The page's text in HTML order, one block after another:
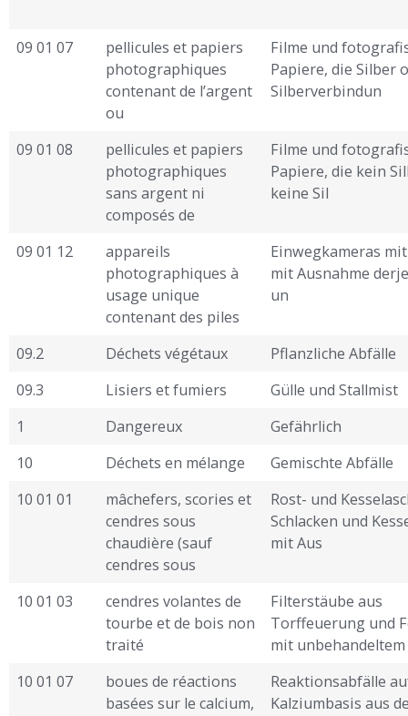
09 01 07
pellicules et papiers
photographiques
contenant de l’argent
ou
Filme und
Papiere, die Silber
Silberverbindun ­
09 01 08
pellicules et papiers
photographiques
sans argent ni
composés de
Filme und
Papiere, die kein
keine Sil ­
09 01 12
appareils
photographiques à
usage unique
contenant des piles
Einwegkameras
mit Ausnahme
un ­
09.2 Déchets végétaux
Pflanzliche Abfälle
09.3
Lisiers et fumiers
Gülle und Stallmist
1
Dangereux
Gefährlich
10
Déchets en mélange
Gemischte Abfälle
10 01 01
mâchefers, scories et
cendres sous
chaudière (sauf
cendres sous
Rost- und
Schlacken und
mit Aus ­
10 01 03
cendres volantes de
tourbe et de bois non
traité
Filterstäube aus
Torffeuerung und
mit unbehandeltem
10 01 07
boues de réactions
basées sur le calcium,
Reaktionsabfälle
Kalziumbasis aus